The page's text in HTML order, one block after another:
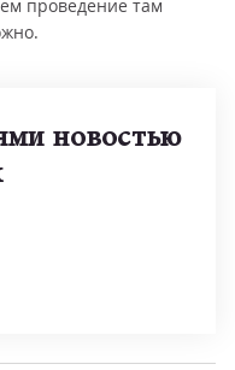
проведение там
новостью